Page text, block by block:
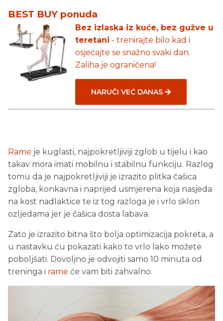
BEST BUY ponuda
Bez izlaska iz kuće, bez gužve u
teretani - trenirajte bilo kad i
osjećajte se snažno svaki dan.
Zaliha je ograničena!
NARUČI VEĆ DANAS
Rame je kuglasti, najpokretljiviji zglob u tijelu i kao
takav mora imati mobilnu i stabilnu funkciju. Razlog
tomu da je najpokretljiviji je izrazito plitka čašica
zgloba, konkavna i naprijed usmjerena koja nasjeda
na kost nadlaktice te iz tog razloga je i vrlo sklon
ozljedama jer je čašica dosta labava.
Zato je izrazito bitna što bolja optimizacija pokreta, a
u nastavku ću pokazati kako to vrlo lako možete
poboljšati. Dovoljno je odvojiti samo 10 minuta od
treninga i rame će vam biti zahvalno.